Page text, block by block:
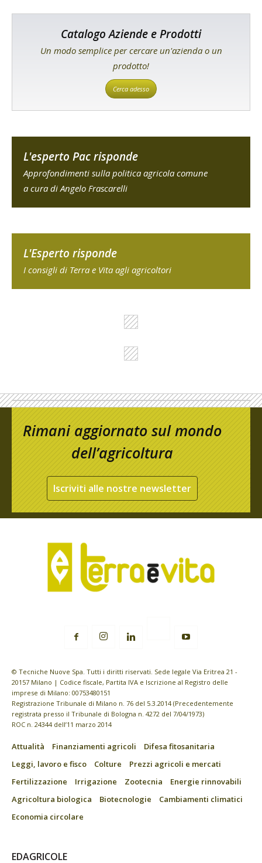
Catalogo Aziende e Prodotti
Un modo semplice per cercare un'azienda o un
prodotto!
Cerca adesso
L'esperto Pac risponde
Approfondimenti sulla politica agricola comune
a cura di Angelo Frascarelli
L'Esperto risponde
I consigli di Terra e Vita agli agricoltori
Rimani aggiornato sul mondo
dell’agricoltura
Iscriviti alle nostre newsletter
© Tecniche Nuove Spa. Tutti i diritti riservati. Sede legale Via Eritrea 21 -
20157 Milano | Codice fiscale, Partita IVA e Iscrizione al Registro delle
imprese di Milano: 00753480151
Registrazione Tribunale di Milano n. 76 del 5.3.2014 (Precedentemente
registrata presso il Tribunale di Bologna n. 4272 del 7/04/1973)
ROC n. 24344 dell’11 marzo 2014
Attualità Finanziamenti agricoli
Difesa fitosanitaria
Leggi, lavoro e fisco
Colture
Prezzi agricoli e mercati
Fertilizzazione
Irrigazione Zootecnia
Energie rinnovabili
Agricoltura biologica
Biotecnologie
Cambiamenti climatici
Economia circolare
EDAGRICOLE